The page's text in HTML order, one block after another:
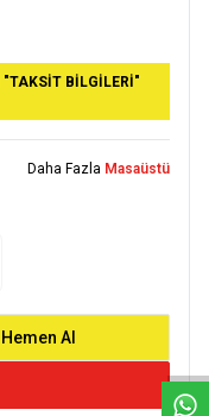
"TAKSİT BİLGİLERİ"
Daha Fazla Masaüstü
Hemen Al